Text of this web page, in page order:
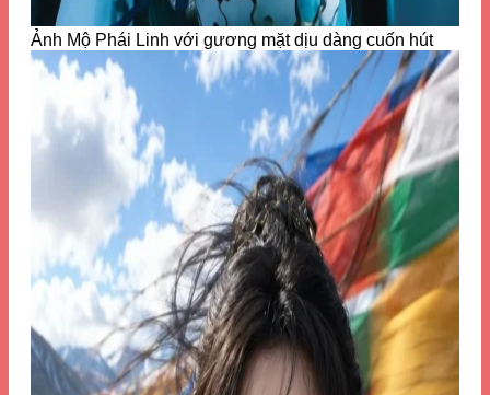
Ảnh Mộ Phái Linh với gương mặt dịu dàng cuốn hút